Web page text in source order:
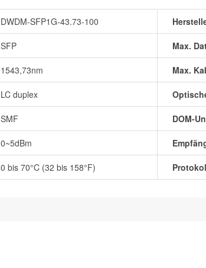
DWDM-SFP1G-43.73-100
SFP Max.
1543,73nm Max.
LC duplex
SMF DOM-
0~5dBm
0 bis 70°C (32 bis 158°F)